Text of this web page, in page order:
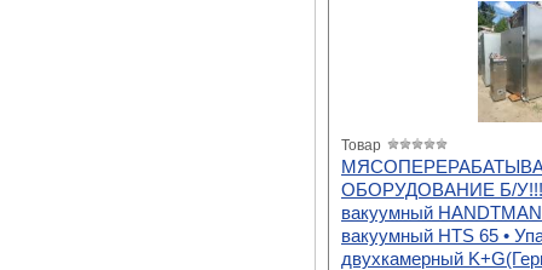
Товар
ОБОРУДОВАНИЕ Б/У!!!
вакуумный
вакуумный HTS 65 •
двухкамерный